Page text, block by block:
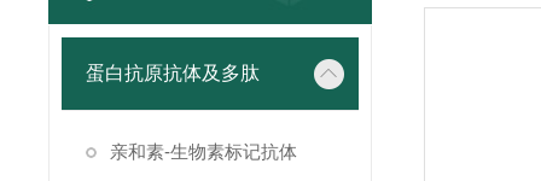
蛋白抗原抗体及多肽
亲和素-生物素标记抗体